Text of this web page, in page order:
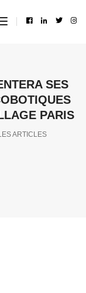
toggle
SES
PARIS
ARTICLES